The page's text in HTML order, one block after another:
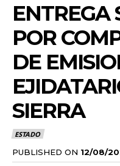
ENTREGA
POR
DE
SIERRA
ESTADO
PUBLISHED ON 12/08/